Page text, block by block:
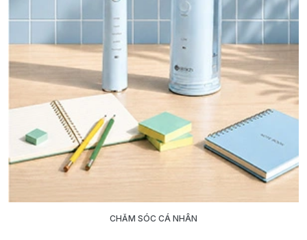
CHĂM SÓC CÁ NHÂN